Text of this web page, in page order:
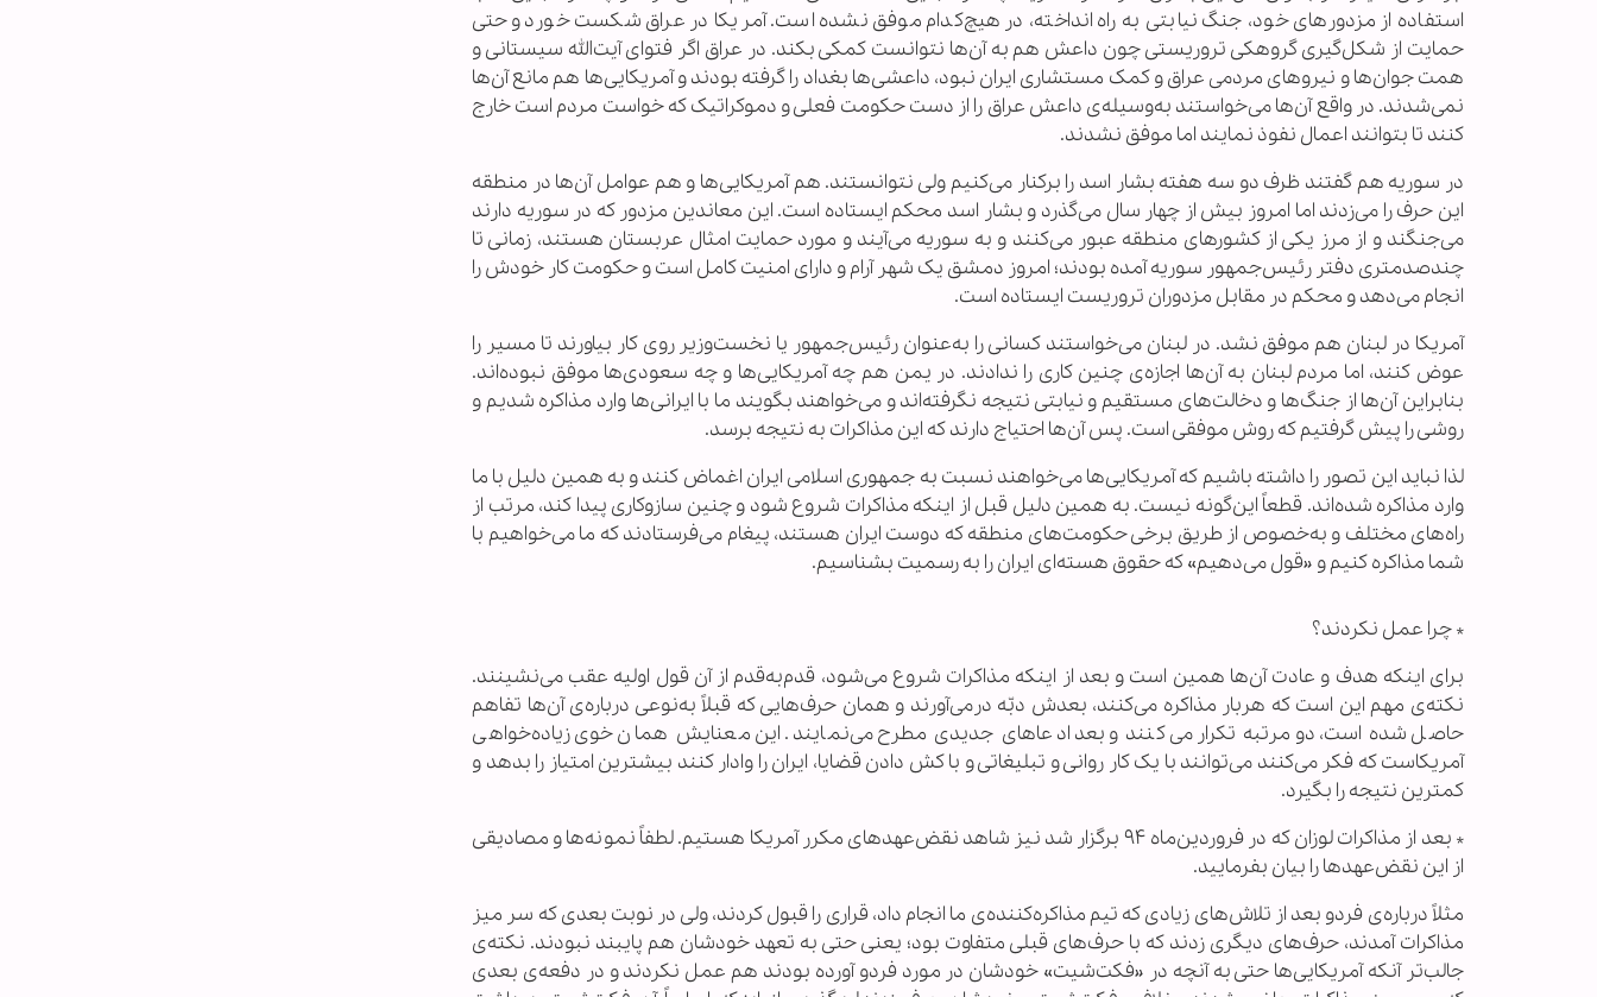
استفاده از مزدورهای خود، جنگ نیابتی به راه انداخته، در هیچ‌کدام موفق نشده است. آمریکا در عراق شکست خورد و حتی
حمایت از شکل‌گیری گروهکی تروریستی چون داعش هم به آن‌ها نتوانست کمکی بکند. در عراق اگر فتوای آیت‌الله سیستانی و
همت جوان‌ها و نیروهای مردمی عراق و کمک مستشاری ایران نبود، داعشی‌ها بغداد را گرفته بودند و آمریکایی‌ها هم مانع آن‌ها
نمی‌شدند. در واقع آن‌ها می‌خواستند به‌وسیله‌ی داعش عراق را از دست حکومت فعلی و دموکراتیک که خواست مردم است خارج
کنند تا بتوانند اعمال نفوذ نمایند اما موفق نشدند.
در سوریه هم گفتند ظرف دو سه هفته بشار اسد را برکنار می‌کنیم ولی نتوانستند. هم آمریکایی‌ها و هم عوامل آن‌ها در منطقه
این حرف را می‌زدند اما امروز بیش از چهار سال می‌گذرد و بشار اسد محکم ایستاده است. این معاندین مزدور که در سوریه دارند
می‌جنگند و از مرز یکی از کشورهای منطقه عبور می‌کنند و به سوریه می‌آیند و مورد حمایت امثال عربستان هستند، زمانی تا
چندصدمتری دفتر رئیس‌جمهور سوریه آمده بودند؛ امروز دمشق یک شهر آرام و دارای امنیت کامل است و حکومت کار خودش را
انجام می‌دهد و محکم در مقابل مزدوران تروریست ایستاده است.
آمریکا در لبنان هم موفق نشد. در لبنان می‌خواستند کسانی را به‌عنوان رئیس‌جمهور یا نخست‌وزیر روی کار بیاورند تا مسیر را
عوض کنند، اما مردم لبنان به آن‌ها اجازه‌ی چنین کاری را ندادند. در یمن هم چه آمریکایی‌ها و چه سعودی‌ها موفق نبوده‌اند.
بنابراین آن‌ها از جنگ‌ها و دخالت‌های مستقیم و نیابتی نتیجه نگرفته‌اند و می‌خواهند بگویند ما با ایرانی‌ها وارد مذاکره شدیم و
روشی را پیش گرفتیم که روش موفقی است. پس آن‌ها احتیاج دارند که این مذاکرات به نتیجه برسد.
لذا نباید این تصور را داشته باشیم که آمریکایی‌ها می‌خواهند نسبت به جمهوری اسلامی ایران اغماض کنند و به همین دلیل با ما
وارد مذاکره شده‌اند. قطعاً این‌گونه نیست. به همین دلیل قبل از اینکه مذاکرات شروع شود و چنین سازوکاری پیدا کند، مرتب از
راه‌های مختلف و به‌خصوص از طریق برخی حکومت‌های منطقه که دوست ایران هستند، پیغام می‌فرستادند که ما می‌خواهیم با
شما مذاکره کنیم و «قول می‌دهیم» که حقوق هسته‌ای ایران را به رسمیت بشناسیم.
* چرا عمل نکردند؟
برای اینکه هدف و عادت آن‌ها همین است و بعد از اینکه مذاکرات شروع می‌شود، قدم‌به‌قدم از آن قول اولیه عقب می‌نشینند.
نکته‌ی مهم این است که هربار مذاکره می‌کنند، بعدش دبّه درمی‌آورند و همان حرف‌هایی که قبلاً به‌نوعی درباره‌ی آن‌ها تفاهم
حاصل شده است، دومرتبه تکرار می‌‌کنند و بعد ادعاهای جدیدی مطرح می‌نمایند. این معنایش همان خوی زیاده‌خواهی
آمریکاست که فکر می‌کنند می‌توانند با یک کار روانی و تبلیغاتی و با کش دادن قضایا، ایران را وادار کنند بیشترین امتیاز را بدهد و
کمترین نتیجه را بگیرد.
* بعد از مذاکرات لوزان که در فروردین‌ماه ۹۴ برگزار شد نیز شاهد نقض‌عهدهای مکرر آمریکا هستیم. لطفاً نمونه‌ها و مصادیقی
از این نقض‌عهدها را بیان بفرمایید.
مثلاً درباره‌ی فردو بعد از تلاش‌های زیادی که تیم مذاکره‌کننده‌ی ما انجام داد، قراری را قبول کردند، ولی در نوبت بعدی که سر میز
مذاکرات آمدند، حرف‌های دیگری زدند که با حرف‌های قبلی متفاوت بود؛ یعنی حتی به تعهد خودشان هم پایبند نبودند. نکته‌ی
جالب‌تر آنکه آمریکایی‌ها حتی به آنچه در «فکت‌شیت» خودشان در مورد فردو آورده بودند هم عمل نکردند و در دفعه‌ی بعدی